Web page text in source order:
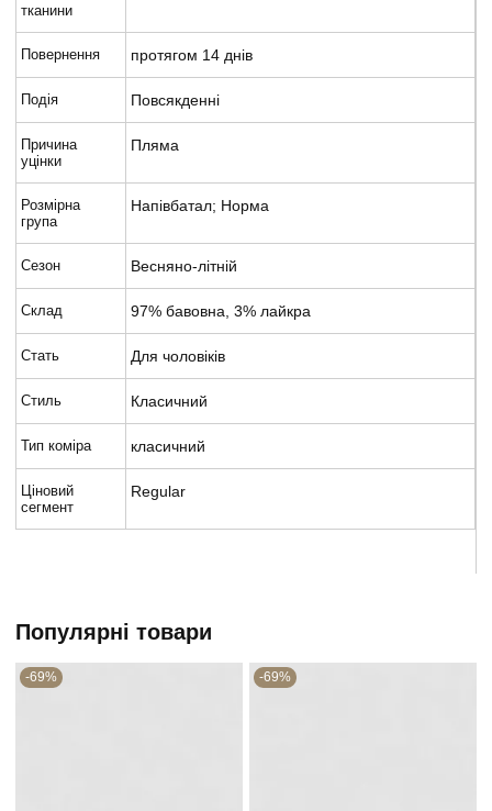
тканини
Повернення протягом 14 днів
Подія Повсякденні
Причина
уцінки
Пляма
Розмірна
група
Напівбатал; Норма
Сезон Весняно-літній
Склад 97% бавовна, 3% лайкра
Стать Для чоловіків
Стиль Класичний
Тип коміра класичний
Ціновий
сегмент
Regular
Популярні товари
-69% -69%